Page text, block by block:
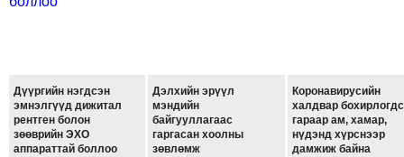
ТОЙРОНД
ТОЙРОНД
ЕРӨНХИЙЛӨГЧИЙН
СОНГУУЛЬ-2017
Дүүргийн нэгдсэн
эмнэлгүүд дижитал
рентген болон
зөөврийн ЭХО
аппараттай боллоо
Дэлхийн эрүүл
мэндийн
байгууллагаас
гаргасан хоолны
зөвлөмж
Коронавирусийн
халдвар
гараар ам, хамар,
нүдэнд хүрснээр
дамжиж байна